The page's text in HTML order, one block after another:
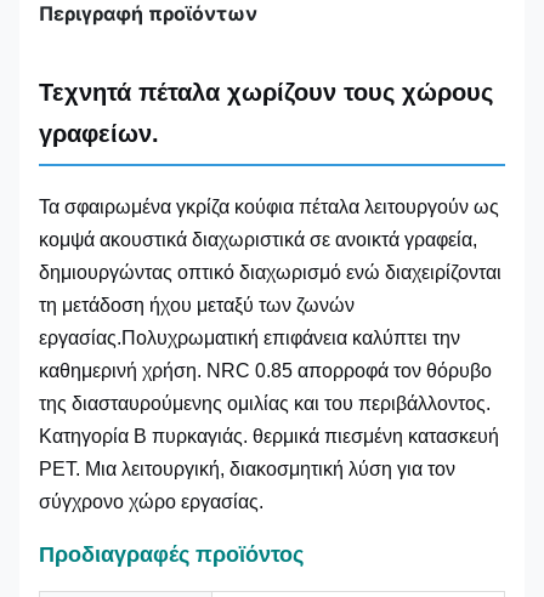
Περιγραφή προϊόντων
Τεχνητά πέταλα χωρίζουν τους χώρους
γραφείων.
Τα σφαιρωμένα γκρίζα κούφια πέταλα λειτουργούν ως
κομψά ακουστικά διαχωριστικά σε ανοικτά γραφεία,
δημιουργώντας οπτικό διαχωρισμό ενώ διαχειρίζονται
τη μετάδοση ήχου μεταξύ των ζωνών
εργασίας.Πολυχρωματική επιφάνεια καλύπτει την
καθημερινή χρήση. NRC 0.85 απορροφά τον θόρυβο
της διασταυρούμενης ομιλίας και του περιβάλλοντος.
Κατηγορία B πυρκαγιάς. θερμικά πιεσμένη κατασκευή
PET. Μια λειτουργική, διακοσμητική λύση για τον
σύγχρονο χώρο εργασίας.
Προδιαγραφές προϊόντος